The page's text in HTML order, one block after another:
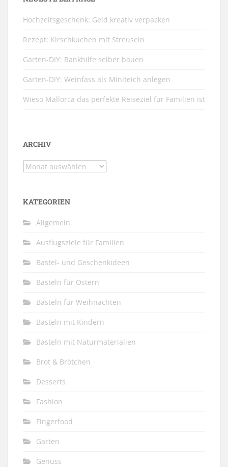
Hochzeitsgeschenk: Geld kreativ verpacken
Rezept: Kirschkuchen mit Streuseln
Garten-DIY: Rankhilfe selber bauen
Garten-DIY: Weinfass als Miniteich anlegen
Wieso Mallorca das perfekte Reiseziel für Familien ist
ARCHIV
Archiv
KATEGORIEN
Allgemein
Ausflugsziele für Familien
Bastel- und Geschenkideen
Basteln für Ostern
Basteln für Weihnachten
Basteln mit Kindern
Basteln mit Naturmaterialien
Brot & Brötchen
Desserts
Fashion
Fingerfood
Garten
Genuss